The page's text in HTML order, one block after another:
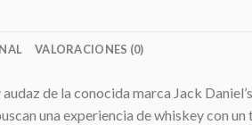
VALORACIONES (0)
de la conocida marca Jack
una experiencia de whiskey con un